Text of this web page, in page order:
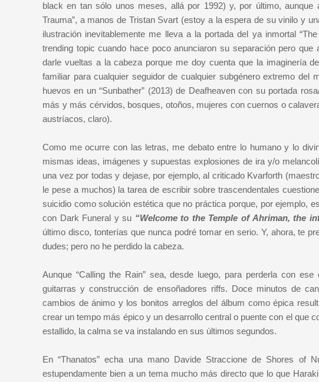
black en tan sólo unos meses, allá por 1992) y, por último, aunque
Trauma”, a manos de Tristan Svart (estoy a la espera de su vinilo y
ilustración inevitablemente me lleva a la portada del ya inmortal
trending topic cuando hace poco anunciaron su separación pero
darle vueltas a la cabeza porque me doy cuenta que la imaginería
familiar para cualquier seguidor de cualquier subgénero extremo
huevos en un “Sunbather” (2013) de Deafheaven con su portada
más y más cérvidos, bosques, otoños, mujeres con cuernos o
austríacos, claro).
Como me ocurre con las letras, me debato entre lo humano y lo
mismas ideas, imágenes y supuestas explosiones de ira y/o
una vez por todas y dejase, por ejemplo, al criticado Kvarforth
le pese a muchos) la tarea de escribir sobre trascendentales
suicidio como solución estética que no práctica porque, por ejemplo,
con Dark Funeral y su “Welcome to the Temple of Ahriman, the
último disco, tonterías que nunca podré tomar en serio. Y, ahora, te
dudes; pero no he perdido la cabeza.
Aunque “Calling the Rain” sea, desde luego, para perderla con
guitarras y construcción de ensoñadores riffs. Doce minutos de
cambios de ánimo y los bonitos arreglos del álbum como épica
crear un tempo más épico y un desarrollo central o puente con el que
estallido, la calma se va instalando en sus últimos segundos.
En “Thanatos” echa una mano Davide Straccione de Shores
estupendamente bien a un tema mucho más directo que lo que